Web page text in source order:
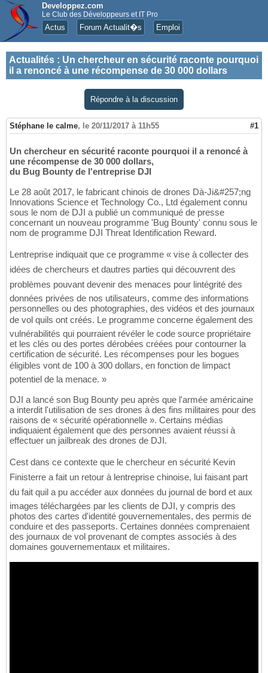
Developpez.com
Le Club des Développeurs et IT Pro
Actus Forum Actualit�s Emploi
Actualités : Un chercheur en sécurité raconte pourquoi
il a renoncé à une récompense de 30 000 dollars
Répondre à la discussion
Stéphane le calme, le 20/11/2017 à 11h55 #1
Un chercheur en sécurité raconte pourquoi il a renoncé à
une récompense de 30 000 dollars,
du Bug Bounty de l'entreprise DJI
Le 28 août 2017, le fabricant chinois de drones Dà-Ji&#257;ng
Innovations Science et Technology Co., Ltd également connu
sous le nom de DJI a publié un communiqué de presse
concernant un nouveau programme 'Bug Bounty' connu sous le
nom de programme DJI Threat Identification Reward.
Lentreprise indiquait que ce programme « vise à collecter des
idées de chercheurs et dautres parties qui découvrent des
problèmes pouvant devenir des menaces pour lintégrité des
données privées de nos utilisateurs, comme des informations
personnelles ou des photographies, des vidéos et des journaux
de vol quils ont créés. Le programme concerne également des
vulnérabilités qui pourraient révéler le code source propriétaire
et les clés ou des portes dérobées créées pour contourner la
certification de sécurité. Les récompenses pour les bogues
éligibles vont de 100 à 300 dollars, en fonction de limpact
potentiel de la menace. »
DJI a lancé son Bug Bounty peu après que l'armée américaine
a interdit l'utilisation de ses drones à des fins militaires pour des
raisons de « sécurité opérationnelle ». Certains médias
indiquaient également que des personnes avaient réussi à
effectuer un jailbreak des drones de DJI.
Cest dans ce contexte que le chercheur en sécurité Kevin
Finisterre a fait un retour à lentreprise chinoise, lui faisant part
du fait quil a pu accéder aux données du journal de bord et aux
images téléchargées par les clients de DJI, y compris des
photos des cartes d'identité gouvernementales, des permis de
conduire et des passeports. Certaines données comprenaient
des journaux de vol provenant de comptes associés à des
domaines gouvernementaux et militaires.